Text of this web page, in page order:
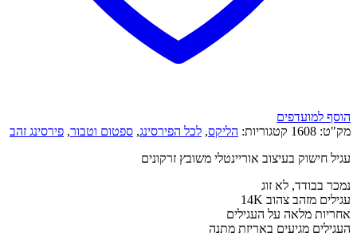
הוסף למועדפים
מק"ט: 1608 קטגוריות: הליקס, לכל הפירסינג, ספטום וטבור, פירסינג זהב
עגיל חישוק בעיצוב אוריינטלי משובץ זרקונים
נמכר בבודד, לא זוג
עגילים מזהב צהוב 14K
אחריות מלאה על העגילים
העגילים מגיעים באריזת מתנה